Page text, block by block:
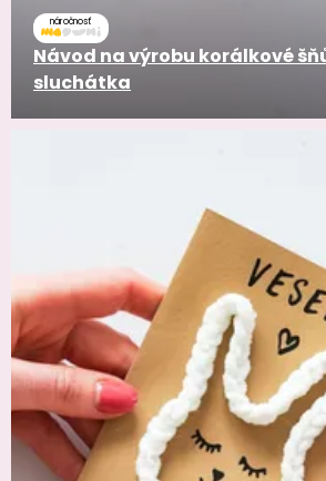
náročnosť
Návod na výrobu korálkové
sluchátka